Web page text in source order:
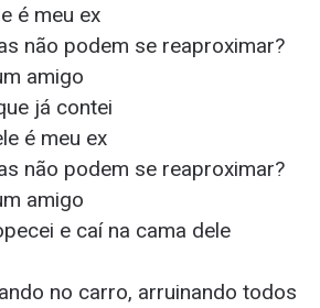
é meu ex
não podem se reaproximar?
amigo
já contei
é meu ex
não podem se reaproximar?
amigo
e caí na cama dele
no carro, arruinando todos